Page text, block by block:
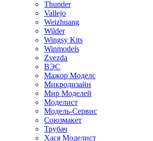
Thunder
Vallejo
Weizhuang
Wilder
Wingsy Kits
Winmodels
Zvezda
ВЭС
Мажор Моделс
Микродизайн
Мир Моделей
Моделист
Модель-Сервис
Союзмакет
Трубач
Хася Моделист